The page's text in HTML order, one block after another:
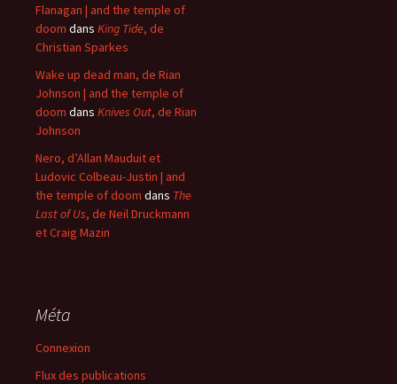
Flanagan | and the temple of
doom dans King Tide, de
Christian Sparkes
Wake up dead man, de Rian
Johnson | and the temple of
doom dans Knives Out, de Rian
Johnson
Nero, d’Allan Mauduit et
Ludovic Colbeau-Justin | and
the temple of doom dans The
Last of Us, de Neil Druckmann
et Craig Mazin
Méta
Connexion
Flux des publications